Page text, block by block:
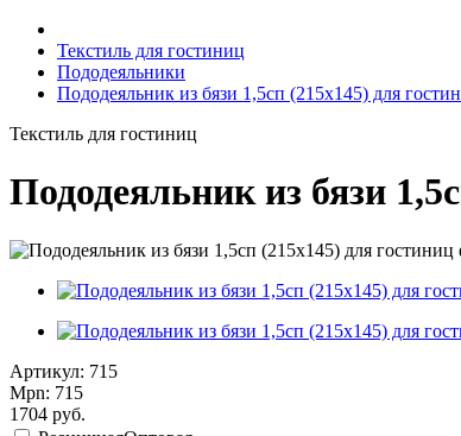
Текстиль для гостиниц
Пододеяльники
Пододеяльник из бязи 1,5сп (215х145) для
Текстиль для гостиниц
Пододеяльник из бязи
Артикул: 715
Mpn: 715
1704 руб.